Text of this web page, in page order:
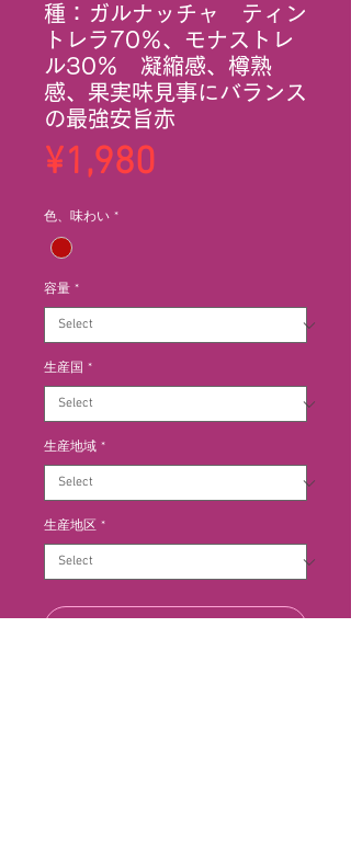
種：ガルナッチャ ティン
トレラ70％、モナストレ
ル30％ 凝縮感、樽熟
感、果実味見事にバランス
の最強安旨赤
¥1,980
色、味わい *
容量 *
生産国 *
生産地域 *
生産地区 *